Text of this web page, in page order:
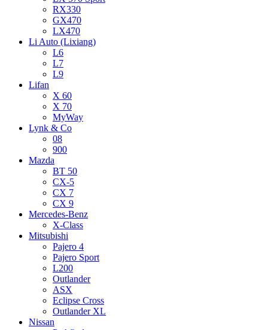
RX330
GX470
LX470
Li Auto (Lixiang)
L6
L7
L9
Lifan
X 60
X 70
MyWay
Lynk & Co
08
900
Mazda
BT 50
CX-5
CX 7
CX 9
Mercedes-Benz
X-Class
Mitsubishi
Pajero 4
Pajero Sport
L200
Outlander
ASX
Eclipse Cross
Outlander XL
Nissan